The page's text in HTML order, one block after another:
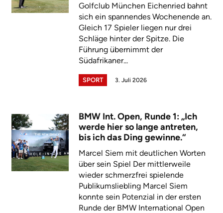
Golfclub München Eichenried bahnt
sich ein spannendes Wochenende an.
Gleich 17 Spieler liegen nur drei
Schläge hinter der Spitze. Die
Führung übernimmt der
Südafrikaner...
SPORT 3. Juli 2026
BMW Int. Open, Runde 1: „Ich
werde hier so lange antreten,
bis ich das Ding gewinne.“
Marcel Siem mit deutlichen Worten
über sein Spiel Der mittlerweile
wieder schmerzfrei spielende
Publikumsliebling Marcel Siem
konnte sein Potenzial in der ersten
Runde der BMW International Open